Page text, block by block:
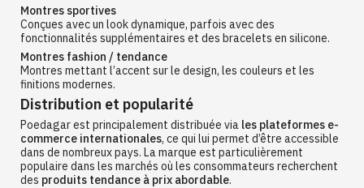
Montres sportives
Conçues avec un look dynamique, parfois avec des
fonctionnalités supplémentaires et des bracelets en silicone.
Montres fashion / tendance
Montres mettant l’accent sur le design, les couleurs et les
finitions modernes.
Distribution et popularité
Poedagar est principalement distribuée via les plateformes e-
commerce internationales, ce qui lui permet d’être accessible
dans de nombreux pays. La marque est particulièrement
populaire dans les marchés où les consommateurs recherchent
des produits tendance à prix abordable.